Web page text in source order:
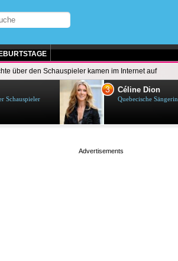
über den Schauspieler kamen im Internet auf
Schauspieler
3 Céline Dion
Quebecische Sängerin